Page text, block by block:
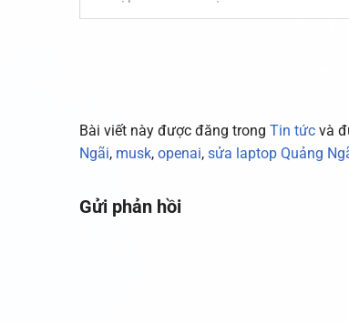
Bài viết này được đăng trong Tin tức và
Ngãi, musk, openai, sửa laptop Quảng
Gửi phản hồi